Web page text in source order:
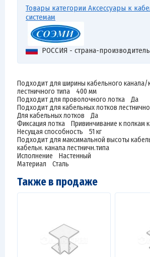
Товары категории Аксессуары к
системам
РОССИЯ - страна-производитель
Подходит для ширины кабельного канала/
лестничного типа 400 мм
Подходит для проволочного лотка Да
Подходит для кабельных лотков
Для кабельных лотков Да
Фиксация лотка Привинчивание к полкам
Несущая способность 51 кг
Подходит для максимальной высоты
кабельн. канала лестничн.типа
Исполнение Настенный
Материал Сталь
Также в продаже